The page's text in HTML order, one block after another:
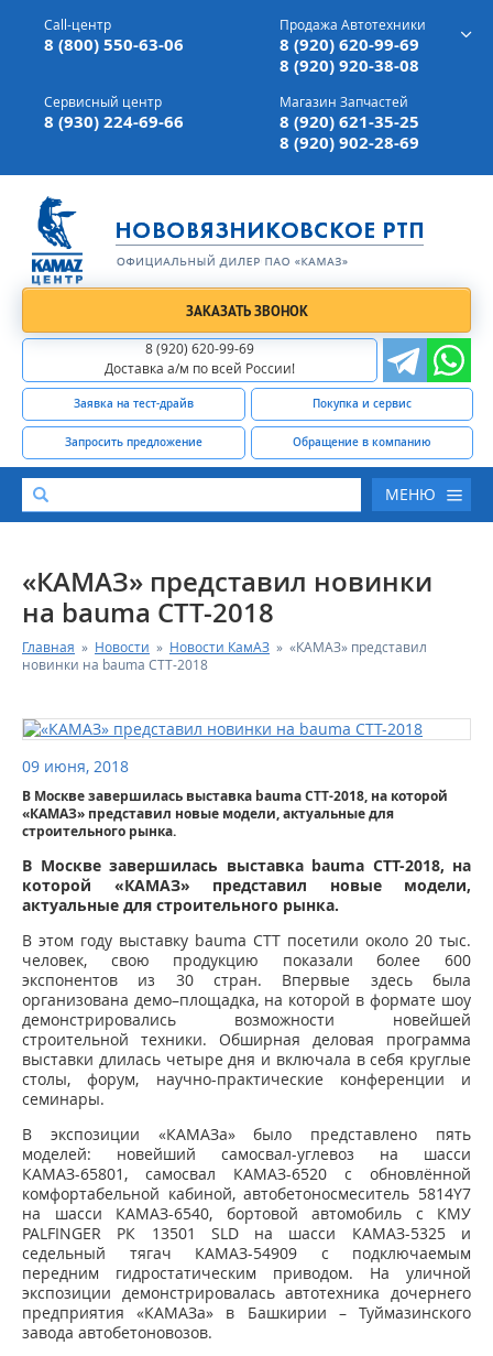
г. Вязники,ул. Механизаторов, д 90
Доставка а/м,по всей России
Call-центр
8 (800) 550-63-06
Продажа Автотехники
8 (920) 620-99-69
8 (920) 920-38-08
Сервисный центр
8 (930) 224-69-66
Магазин Запчастей
8 (920) 621-35-25
8 (920) 902-28-69
ЗАКАЗАТЬ ЗВОНОК
8 (920) 620-99-69
Доставка а/м по всей России!
Заявка на тест-драйв Покупка и сервис
Запросить предложение Обращение в компанию
МЕНЮ
КАТАЛОГ АВТОТЕХНИКИ
ЗАПАСНЫЕ ЧАСТИ
РЕМОНТ ДВИГАТЕЛЕЙ КАМАЗ
ФОТОГАЛЕРЕЯ
КОНТАКТНАЯ ИНФОРМАЦИЯ
«КАМАЗ» представил новинки
на bauma СТТ-2018
Главная » Новости » Новости КамАЗ » «КАМАЗ» представил
новинки на bauma СТТ-2018
09 июня, 2018
В Москве завершилась выставка bauma СТТ-2018, на которой
«КАМАЗ» представил новые модели, актуальные для
строительного рынка.
В Москве завершилась выставка bauma СТТ-2018, на
которой «КАМАЗ» представил новые модели,
актуальные для строительного рынка.
В этом году выставку bauma СТТ посетили около 20 тыс.
человек, свою продукцию показали более 600
экспонентов из 30 стран. Впервые здесь была
организована демо–площадка, на которой в формате шоу
демонстрировались возможности новейшей
строительной техники. Обширная деловая программа
выставки длилась четыре дня и включала в себя круглые
столы, форум, научно-практические конференции и
семинары.
В экспозиции «КАМАЗа» было представлено пять
моделей: новейший самосвал-углевоз на шасси
КАМАЗ-65801, самосвал КАМАЗ-6520 с обновлённой
комфортабельной кабиной, автобетоносмеситель 5814Y7
на шасси КАМАЗ-6540, бортовой автомобиль с КМУ
PALFINGER РК 13501 SLD на шасси КАМАЗ-5325 и
седельный тягач КАМАЗ-54909 с подключаемым
передним гидростатическим приводом. На уличной
экспозиции демонстрировалась автотехника дочернего
предприятия «КАМАЗа» в Башкирии – Туймазинского
завода автобетоновозов.